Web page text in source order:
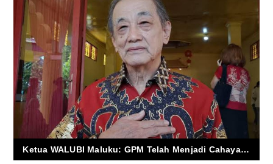
Ketua WALUBI Maluku: GPM Telah Menjadi Cahaya Kasih di Tanah Seribu Pulau